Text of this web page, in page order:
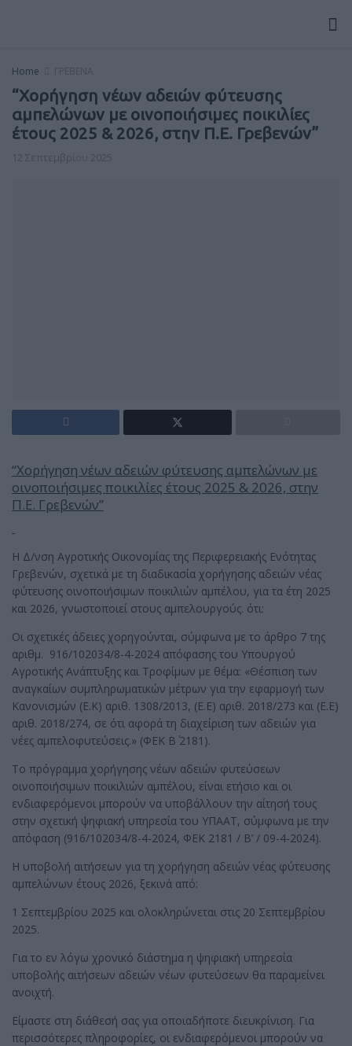
Home ΓΡΕΒΕΝΑ
“Χορήγηση νέων αδειών φύτευσης
αμπελώνων με οινοποιήσιμες ποικιλίες
έτους 2025 & 2026, στην Π.Ε. Γρεβενών”
12 Σεπτεμβρίου 2025
“Χορήγηση νέων αδειών φύτευσης αμπελώνων με
οινοποιήσιμες ποικιλίες έτους 2025 & 2026, στην
Π.Ε. Γρεβενών”
Η Δ/νση Αγροτικής Οικονομίας της Περιφερειακής Ενότητας
Γρεβενών, σχετικά με τη διαδικασία χορήγησης αδειών νέας
φύτευσης οινοποιήσιμων ποικιλιών αμπέλου, για τα έτη 2025
και 2026, γνωστοποιεί στους αμπελουργούς. ότι:
Οι σχετικές άδειες χορηγούνται, σύμφωνα με το άρθρο 7 της
αριθμ. 916/102034/8-4-2024 απόφασης του Υπουργού
Αγροτικής Ανάπτυξης και Τροφίμων με θέμα: «Θέσπιση των
αναγκαίων συμπληρωματικών μέτρων για την εφαρμογή των
Κανονισμών (Ε.Κ) αριθ. 1308/2013, (Ε.Ε) αριθ. 2018/273 και (Ε.Ε)
αριθ. 2018/274, σε ότι αφορά τη διαχείριση των αδειών για
νέες αμπελοφυτεύσεις.» (ΦΕΚ Β΄ 2181).
Το πρόγραμμα χορήγησης νέων αδειών φυτεύσεων
οινοποιήσιμων ποικιλιών αμπέλου, είναι ετήσιο και οι
ενδιαφερόμενοι μπορούν να υποβάλλουν την αίτησή τους
στην σχετική ψηφιακή υπηρεσία του ΥΠΑΑΤ, σύμφωνα με την
απόφαση (916/102034/8-4-2024, ΦΕΚ 2181 / Β’ / 09-4-2024).
Η υποβολή αιτήσεων για τη χορήγηση αδειών νέας φύτευσης
αμπελώνων έτους 2026, ξεκινά από:
1 Σεπτεμβρίου 2025 και ολοκληρώνεται στις 20 Σεπτεμβρίου
2025.
Για το εν λόγω χρονικό διάστημα η ψηφιακή υπηρεσία
υποβολής αιτήσεων αδειών νέων φυτεύσεων θα παραμείνει
ανοιχτή.
Είμαστε στη διάθεσή σας για οποιαδήποτε διευκρίνιση. Για
περισσότερες πληροφορίες, οι ενδιαφερόμενοι μπορούν να